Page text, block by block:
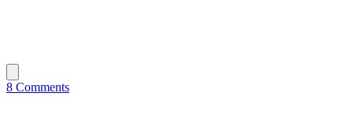
8 Comments